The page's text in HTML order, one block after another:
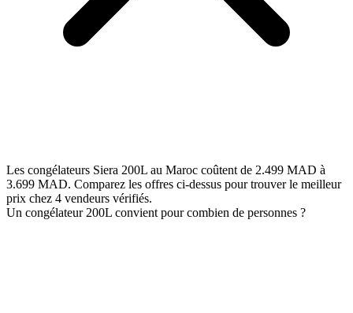
Les congélateurs Siera 200L au Maroc coûtent de 2.499 MAD à
3.699 MAD. Comparez les offres ci-dessus pour trouver le meilleur
prix chez 4 vendeurs vérifiés.
Un congélateur 200L convient pour combien de personnes ?